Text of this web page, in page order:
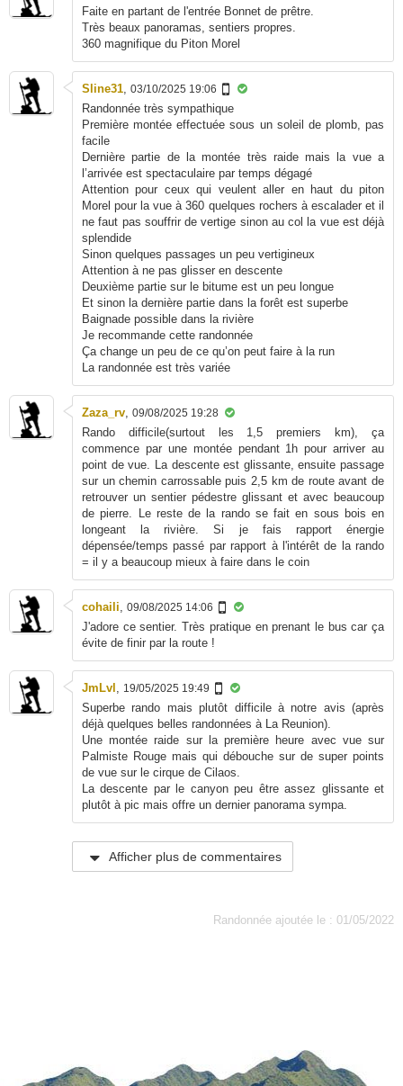
Faite en partant de l'entrée Bonnet de prêtre.
Très beaux panoramas, sentiers propres.
360 magnifique du Piton Morel
Sline31, 03/10/2025 19:06
Randonnée très sympathique
Première montée effectuée sous un soleil de plomb, pas
facile
Dernière partie de la montée très raide mais la vue a
l’arrivée est spectaculaire par temps dégagé
Attention pour ceux qui veulent aller en haut du piton
Morel pour la vue à 360 quelques rochers à escalader et il
ne faut pas souffrir de vertige sinon au col la vue est déjà
splendide
Sinon quelques passages un peu vertigineux
Attention à ne pas glisser en descente
Deuxième partie sur le bitume est un peu longue
Et sinon la dernière partie dans la forêt est superbe
Baignade possible dans la rivière
Je recommande cette randonnée
Ça change un peu de ce qu’on peut faire à la run
La randonnée est très variée
Zaza_rv, 09/08/2025 19:28
Rando difficile(surtout les 1,5 premiers km), ça
commence par une montée pendant 1h pour arriver au
point de vue. La descente est glissante, ensuite passage
sur un chemin carrossable puis 2,5 km de route avant de
retrouver un sentier pédestre glissant et avec beaucoup
de pierre. Le reste de la rando se fait en sous bois en
longeant la rivière. Si je fais rapport énergie
dépensée/temps passé par rapport à l'intérêt de la rando
= il y a beaucoup mieux à faire dans le coin
cohaili, 09/08/2025 14:06
J'adore ce sentier. Très pratique en prenant le bus car ça
évite de finir par la route !
JmLvl , 19/05/2025 19:49
Superbe rando mais plutôt difficile à notre avis (après
déjà quelques belles randonnées à La Reunion).
Une montée raide sur la première heure avec vue sur
Palmiste Rouge mais qui débouche sur de super points
de vue sur le cirque de Cilaos.
La descente par le canyon peu être assez glissante et
plutôt à pic mais offre un dernier panorama sympa.
Afficher plus de commentaires
Randonnée ajoutée le : 01/05/2022